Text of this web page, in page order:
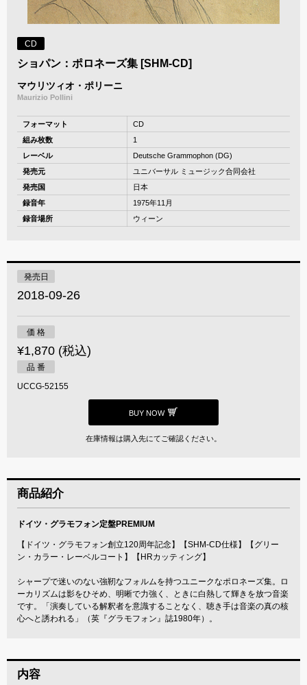
CD
ショパン：ポロネーズ集 [SHM-CD]
マウリツィオ・ポリーニ
Maurizio Pollini
フォーマット
CD
組み枚数
1
レーベル
Deutsche Grammophon (DG)
発売元
ユニバーサル ミュージック合同会社
発売国
日本
録音年
1975年11月
録音場所
ウィーン
発売日
2018-09-26
価 格
¥1,870 (税込)
品 番
UCCG-52155
BUY NOW
在庫情報は購入先にてご確認ください。
商品紹介
ドイツ・グラモフォン定盤PREMIUM
【ドイツ・グラモフォン創立120周年記念】【SHM-CD仕様】【グリー
ン・カラー・レーベルコート】【HRカッティング】
シャープで迷いのない強靭なフォルムを持つユニークなポロネーズ集。ロ
ーカリズムは影をひそめ、明晰で力強く、ときに白熱して輝きを放つ音楽
です。「演奏している解釈者を意識することなく、聴き手は音楽の真の核
心へと誘われる」（英『グラモフォン』誌1980年）。
内容